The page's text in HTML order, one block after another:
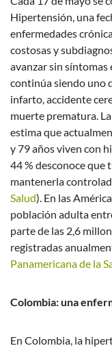
Hipertensión, una
enfermedades
costosas y
avanzar sin
continúa siendo uno
infarto, accidente
muerte prematura.
estima que
y 79 años viven con
44 % desconoce que
mantenerla
Salud). En las
población adulta
parte de las 2,6
registradas
Panamericana de la
Colombia: una
En Colombia, la